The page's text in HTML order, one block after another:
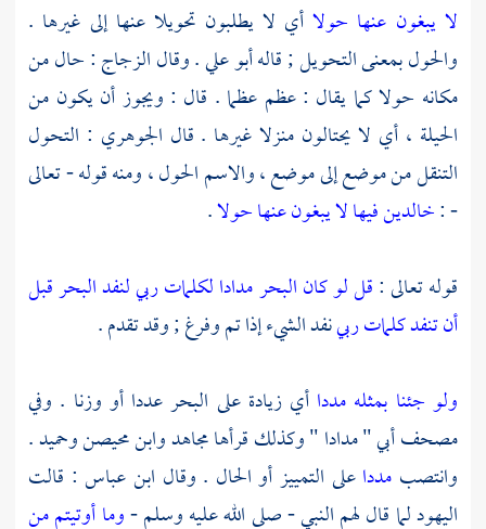
لا يبغون عنها حولا أي لا يطلبون تحويلا عنها إلى غيرها .
والحول بمعنى التحويل ; قالهأبو علي. وقالالزجاج: حال من
مكانه حولا كما يقال : عظم عظما . قال : ويجوز أن يكون من
الحيلة ، أي لا يحتالون منزلا غيرها . قال الجوهري : التحول
التنقل من موضع إلى موضع ، والاسم الحول ، ومنه قوله - تعالى
- :خالدين فيها لا يبغون عنها حولا.
قوله تعالى :قل لو كان البحر مدادا لكلمات ربي لنفد البحر قبل
أن تنفد كلمات ربينفد الشيء إذا تم وفرغ ; وقد تقدم .
ولو جئنا بمثله مدداأي زيادة على البحر عددا أو وزنا . وفي
مصحفأبي" مدادا " وكذلك قرأهامجاهدوابن محيصنوحميد .
وانتصب مدداعلى التمييز أو الحال . وقال ابن عباس : قالت
اليهود لما قال لهم النبي - صلى الله عليه وسلم -وما أوتيتم من